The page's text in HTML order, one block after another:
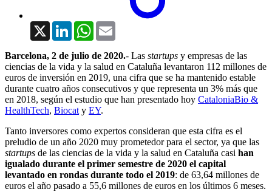
X LinkedInWhatsApp
Barcelona, 2 de julio de 2020.- Las startups y empresas de las
ciencias de la vida y la salud en Cataluña levantaron 112 millones de
euros de inversión en 2019, una cifra que se ha mantenido estable
durante cuatro años consecutivos y que representa un 3% más que
en 2018, según el estudio que han presentado hoy CataloniaBio &
HealthTech, Biocaty EY.
Tanto inversores como expertos consideran que esta cifra es el
preludio de un año 2020 muy prometedor para el sector, ya que las
startups de las ciencias de la vida y la salud en Cataluña casi han
igualado durante el primer semestre de 2020 el capital
levantado en rondas durante todo el 2019: de 63,64 millones de
euros el año pasado a 55,6 millones de euros en los últimos 6 meses.